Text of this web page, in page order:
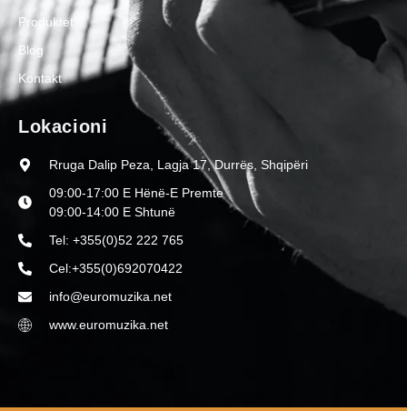
Produktet
Blog
Kontakt
Lokacioni
Rruga Dalip Peza, Lagja 17, Durrës, Shqipëri
09:00-17:00 E Hënë-E Premte
09:00-14:00 E Shtunë
Tel: +355(0)52 222 765
Cel:+355(0)692070422
info@euromuzika.net
www.euromuzika.net